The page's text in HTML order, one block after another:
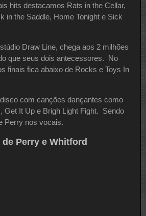
hits destacamos Rats in the Cellar,
in the Saddle, Home Tonight e Sick
Draw Line, chega aos 2 milhões
que seus dois antecessores. No
finais fica abaixo de Rocks e Toys In
com canções dançantes como
Get It Up e Brigh Light Fight. Sendo
Perry nos vocais.
Perry e Whitford